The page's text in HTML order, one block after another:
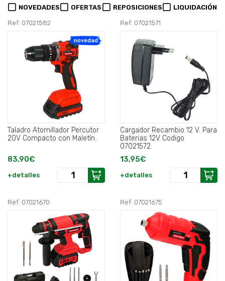
NOVEDADES OFERTAS REPOSICIONES LIQUIDACIÓN
Ref: 07021582
novedad
Taladro Atornillador Percutor
20V Compacto con Maletín..
83,90€
+detalles
Ref: 07021571
Cargador Recambio 12 V. Para
Baterias 12V Codigo
07021572.
13,95€
+detalles
Ref: 07021670 Ref: 07021675